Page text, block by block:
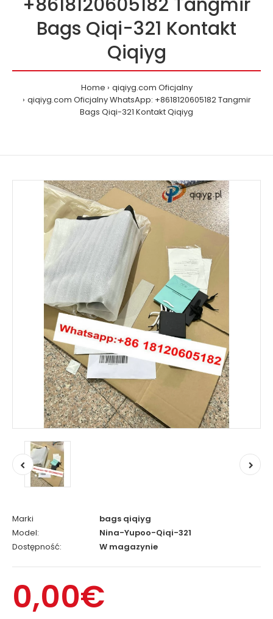
Bags Qiqi-321 Kontakt
Qiqiyg
Home
qiqiyg.com Oficjalny
qiqiyg.com Oficjalny WhatsApp: +8618120605182 Tangmir
Bags Qiqi-321 Kontakt Qiqiyg
Marki
bags qiqiyg
Model:
Nina-Yupoo-Qiqi-321
Dostępność:
W magazynie
0,00€